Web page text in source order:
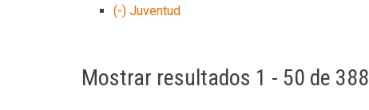
(-) Juventud
Mostrar resultados 1 - 50 de 388